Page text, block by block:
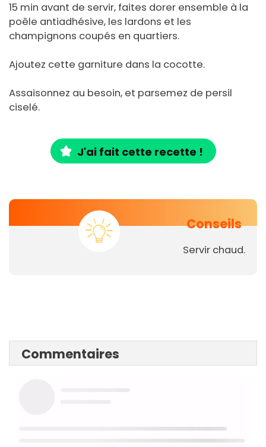
15 min avant de servir, faites dorer ensemble à la
poêle antiadhésive, les lardons et les
champignons coupés en quartiers.
Ajoutez cette garniture dans la cocotte.
Assaisonnez au besoin, et parsemez de persil
ciselé.
J'ai fait cette recette !
Conseils
Servir chaud.
Commentaires